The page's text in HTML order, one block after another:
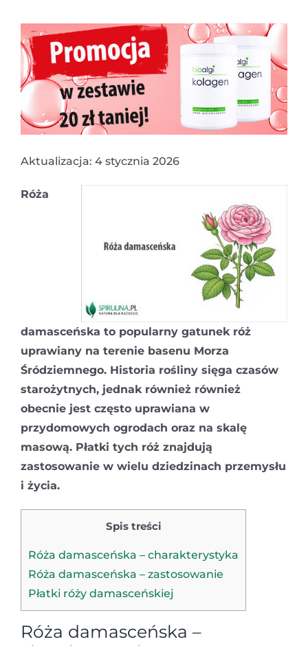
Aktualizacja: 4 stycznia 2026
Róża
damasceńska to popularny gatunek róż
uprawiany na terenie basenu Morza
Śródziemnego. Historia rośliny sięga czasów
starożytnych, jednak również również
obecnie jest często uprawiana w
przydomowych ogrodach oraz na skalę
masową. Płatki tych róż znajdują
zastosowanie w wielu dziedzinach przemysłu
i życia.
Spis treści
Róża damasceńska – charakterystyka
Róża damasceńska – zastosowanie
Płatki róży damasceńskiej
Róża damasceńska –